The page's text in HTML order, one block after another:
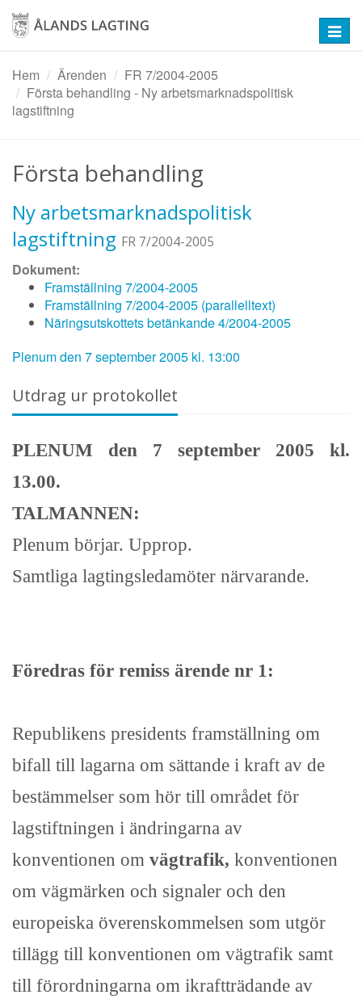
Hoppa
huvudinnehåll
Hem
Ärenden
FR 7/2004-2005
Första behandling - Ny arbetsmarknadspolitisk
lagstiftning
Första behandling
Ny arbetsmarknadspolitisk
lagstiftning FR 7/2004-2005
Dokument:
Framställning 7/2004-2005
Framställning 7/2004-2005 (parallelltext)
Näringsutskottets betänkande 4/2004-2005
Plenum den 7 september 2005 kl. 13:00
Utdrag ur protokollet
PLENUM den 7 september 2005 kl.
13.00.
TALMANNEN:
Plenum börjar. Upprop.
Samtliga lagtingsledamöter närvarande.
Föredras för remiss ärende nr 1:
Republikens presidents framställning om
bifall till lagarna om sättande i kraft av de
bestämmelser som hör till området för
lagstiftningen i ändringarna av
konventionen om vägtrafik, konventionen
om vägmärken och signaler och den
europeiska överenskommelsen som utgör
tillägg till konventionen om vägtrafik samt
till förordningarna om ikraftträdande av